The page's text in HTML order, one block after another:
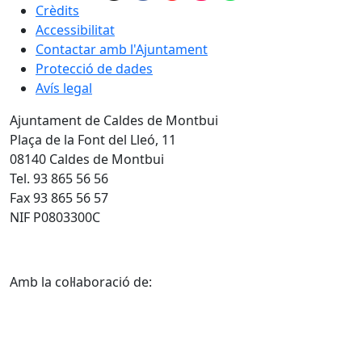
Crèdits
Accessibilitat
Contactar amb l'Ajuntament
Protecció de dades
Avís legal
Ajuntament de Caldes de Montbui
Plaça de la Font del Lleó, 11
08140 Caldes de Montbui
Tel. 93 865 56 56
Fax 93 865 56 57
NIF P0803300C
Amb la col·laboració de: